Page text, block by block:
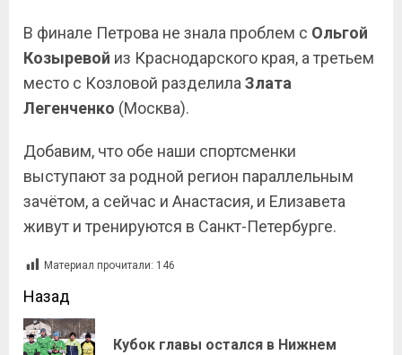
В финале Петрова не знала проблем с Ольгой
Козыревой из Краснодарского края, а третьем
место с Козловой разделила Злата
Легенченко (Москва).
Добавим, что обе наши спортсменки
выступают за родной регион параллельным
зачётом, а сейчас и Анастасия, и Елизавета
живут и тренируются в Санкт-Петербурге.
Материал прочитали: 146
Назад
Кубок главы остался в Нижнем